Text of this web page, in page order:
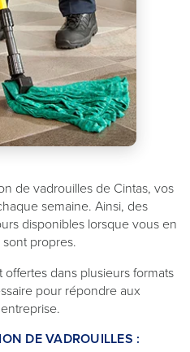
de vadrouilles de Cintas, vos
semaine. Ainsi, des
disponibles lorsque vous en
propres.
dans plusieurs formats
pour répondre aux
DE VADROUILLES :